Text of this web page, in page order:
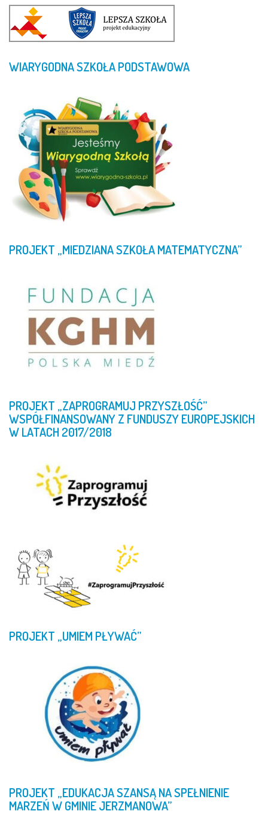
WIARYGODNASZKOŁAPODSTAWOWA
PROJEKT „MIEDZIANASZKOŁAMATEMATYCZNA”
PROJEKT „ZAPROGRAMUJ PRZYSZŁOŚĆ”
WSPÓŁFINANSOWANYZ FUNDUSZYEUROPEJSKICH
WLATACH2017/2018
PROJEKT „UMIEMPŁYWAĆ”
PROJEKT „EDUKACJASZANSĄNASPEŁNIENIE
MARZEŃWGMINIEJERZMANOWA”